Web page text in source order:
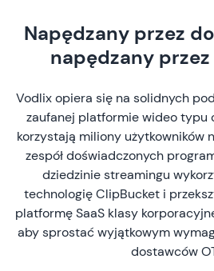
Napędzany przez
napędzany
Vodlix opiera się na solidnych
zaufanej platformie wideo typu
korzystają miliony użytkowników
zespół doświadczonych
dziedzinie streamingu
technologię ClipBucket i
platformę SaaS klasy
aby sprostać wyjątkowym
dostawców